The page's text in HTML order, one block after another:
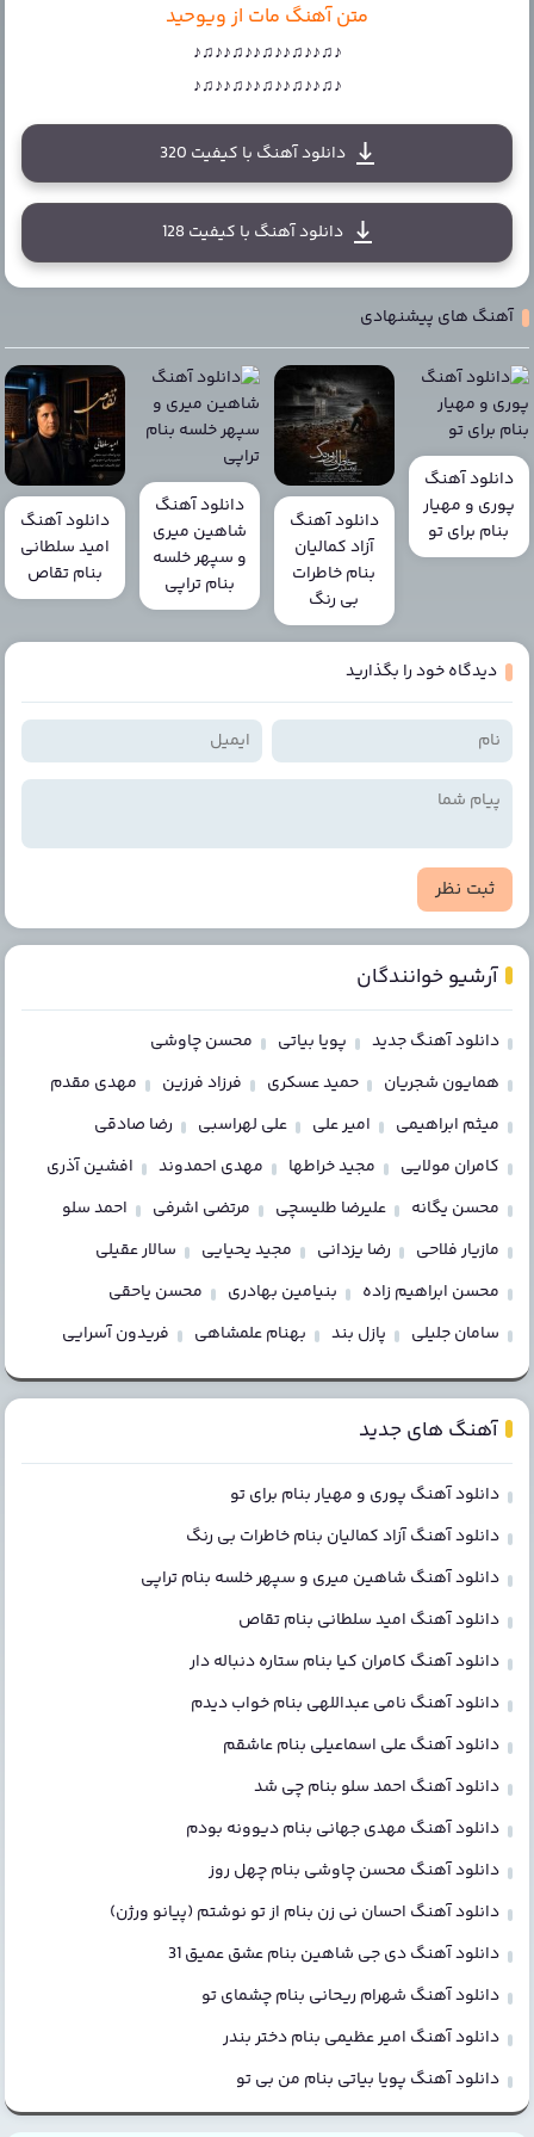
متن آهنگ مات از ویوحید
♪♫♪♪♫♪♪♫♪♪♫♪♪♫♪
♪♫♪♪♫♪♪♫♪♪♫♪♪♫♪
دانلود آهنگ با کیفیت 320
دانلود آهنگ با کیفیت 128
آهنگ های پیشنهادی
دانلود آهنگ
پوری و مهیار
بنام برای تو
دانلود آهنگ
آزاد کمالیان
بنام خاطرات
بی رنگ
دانلود آهنگ
شاهین میری
و سپهر خلسه
بنام تراپی
دانلود آهنگ
امید سلطانی
بنام تقاص
دیدگاه خود را بگذارید
ثبت نظر
آرشیو خوانندگان
دانلود آهنگ جدید پویا بیاتی
محسن چاوشی
همایون شجریان
حمید عسکری فرزاد فرزین
مهدی مقدم
میثم ابراهیمی
امیر علی علی لهراسبی
رضا صادقی
کامران مولایی
مجید خراطها مهدی احمدوند
افشین آذری
محسن یگانه
علیرضا طلیسچی مرتضی اشرفی
احمد سلو
مازیار فلاحی
رضا یزدانی مجید یحیایی
سالار عقیلی
محسن ابراهیم زاده
بنیامین بهادری
محسن یاحقی
سامان جلیلی
پازل بند بهنام علمشاهی فریدون آسرایی
آهنگ های جدید
دانلود آهنگ پوری و مهیار بنام برای تو
دانلود آهنگ آزاد کمالیان بنام خاطرات بی رنگ
دانلود آهنگ شاهین میری و سپهر خلسه بنام تراپی
دانلود آهنگ امید سلطانی بنام تقاص
دانلود آهنگ کامران کیا بنام ستاره دنباله دار
دانلود آهنگ نامی عبداللهی بنام خواب دیدم
دانلود آهنگ علی اسماعیلی بنام عاشقم
دانلود آهنگ احمد سلو بنام چی شد
دانلود آهنگ مهدی جهانی بنام دیوونه بودم
دانلود آهنگ محسن چاوشی بنام چهل روز
دانلود آهنگ احسان نی زن بنام از تو نوشتم (پیانو ورژن)
دانلود آهنگ دی جی شاهین بنام عشق عمیق 31
دانلود آهنگ شهرام ریحانی بنام چشمای تو
دانلود آهنگ امیر عظیمی بنام دختر بندر
دانلود آهنگ پویا بیاتی بنام من بی تو